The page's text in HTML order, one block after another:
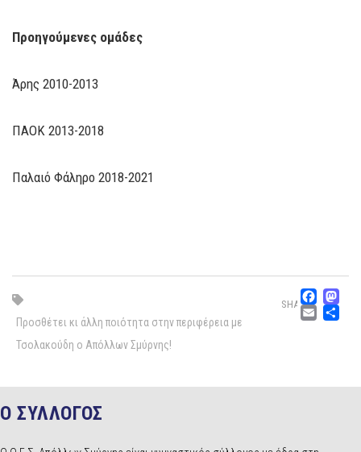
Προηγούμενες ομάδες
Άρης 2010-2013
ΠΑΟΚ 2013-2018
Παλαιό Φάληρο 2018-2021
Προσθέτει κι άλλη ποιότητα στην περιφέρεια με
Τσολακούδη ο Απόλλων Σμύρνης!
SHARE
Ο ΣΥΛΛΟΓΟΣ